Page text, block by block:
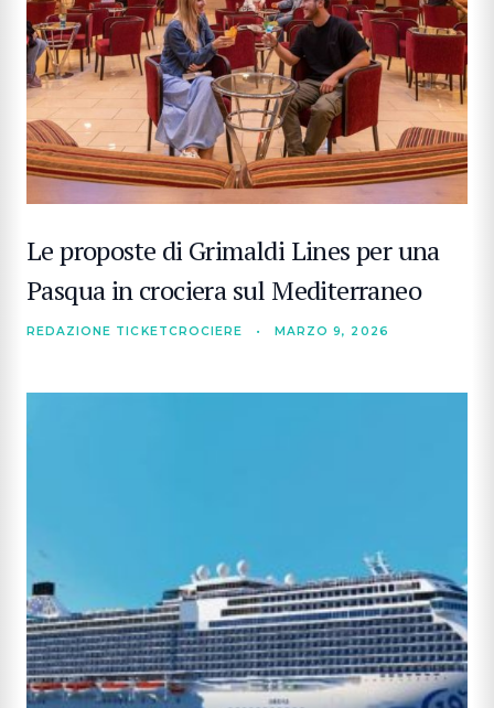
Le proposte di Grimaldi Lines per una
Pasqua in crociera sul Mediterraneo
REDAZIONE TICKETCROCIERE • MARZO 9, 2026